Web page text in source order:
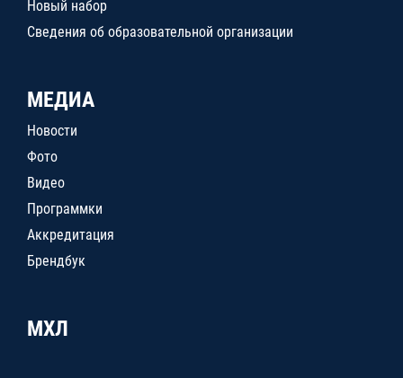
Новый набор
Сведения об образовательной организации
МЕДИА
Новости
Фото
Видео
Программки
Аккредитация
Брендбук
МХЛ